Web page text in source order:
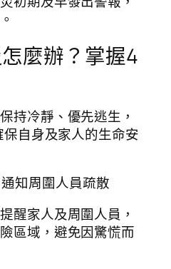
麼辦？掌握4
持冷靜、優先逃生，
保自身及家人的生命安
知周圍人員疏散
醒家人及周圍人員，
區域，避免因驚慌而